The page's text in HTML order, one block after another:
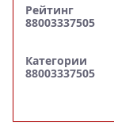
Рейтинг
88003337505
Категории
88003337505